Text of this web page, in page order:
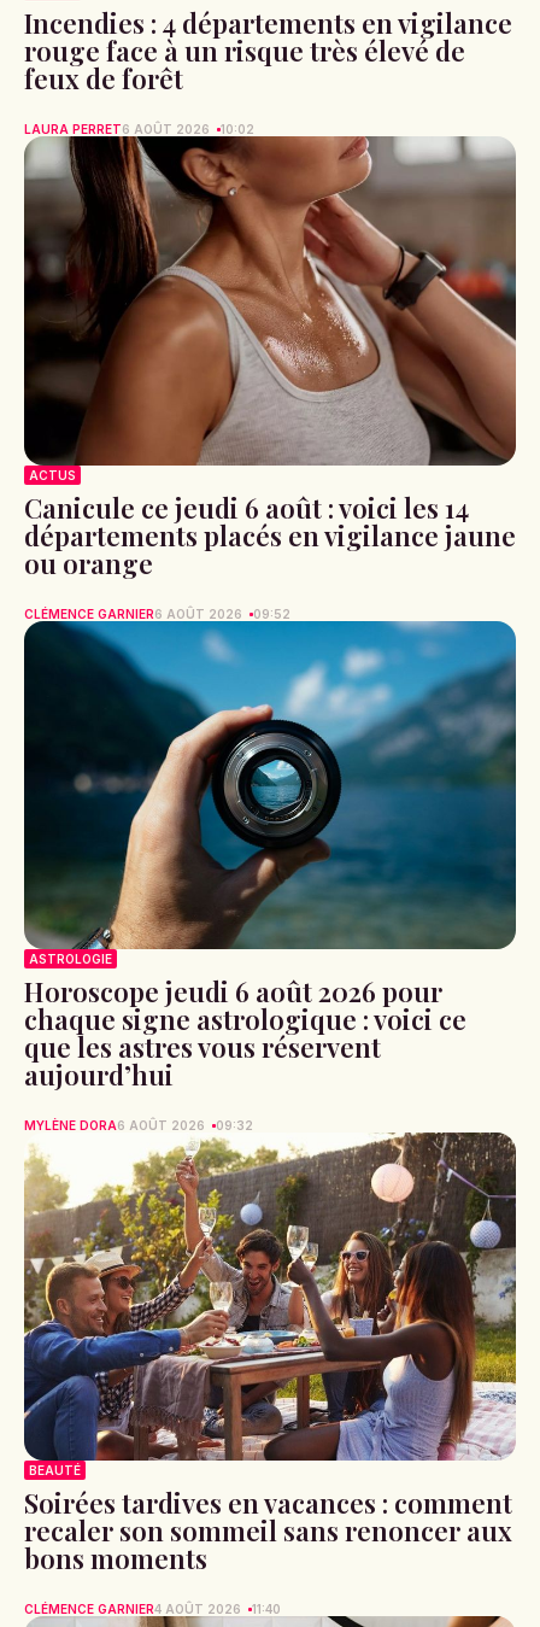
Incendies : 4 départements en vigilance
rouge face à un risque très élevé de
feux de forêt
LAURA PERRET6 AOÛT 2026 10:02
ACTUS
Canicule ce jeudi 6 août : voici les 14
départements placés en vigilance jaune
ou orange
CLÉMENCE GARNIER6 AOÛT 2026 09:52
ASTROLOGIE
Horoscope jeudi 6 août 2026 pour
chaque signe astrologique : voici ce
que les astres vous réservent
aujourd’hui
MYLÈNE DORA6 AOÛT 2026 09:32
BEAUTÉ
Soirées tardives en vacances : comment
recaler son sommeil sans renoncer aux
bons moments
CLÉMENCE GARNIER4 AOÛT 2026 11:40